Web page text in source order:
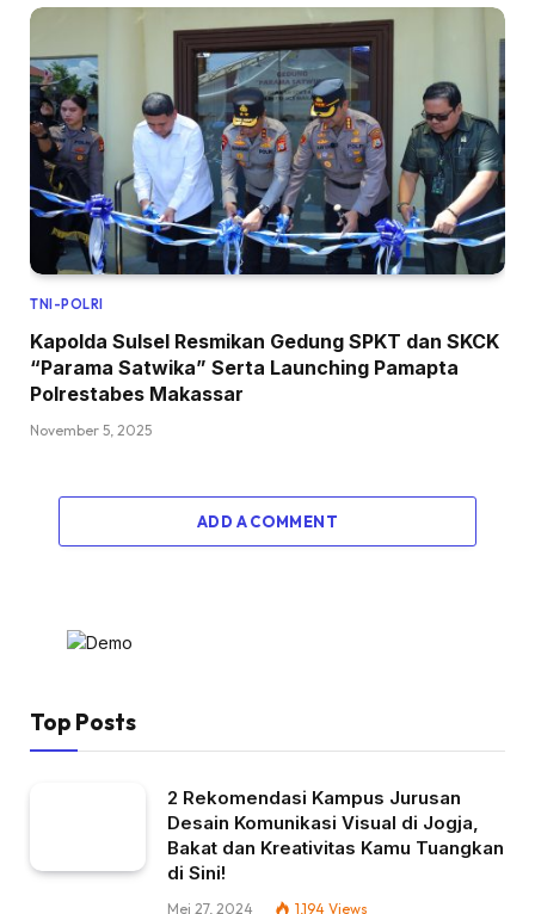
TNI-POLRI
Kapolda Sulsel Resmikan Gedung SPKT dan SKCK
“Parama Satwika” Serta Launching Pamapta
Polrestabes Makassar
November 5, 2025
ADD A COMMENT
Top Posts
2 Rekomendasi Kampus Jurusan
Desain Komunikasi Visual di Jogja,
Bakat dan Kreativitas Kamu Tuangkan
di Sini!
Mei 27, 2024 1,194 Views